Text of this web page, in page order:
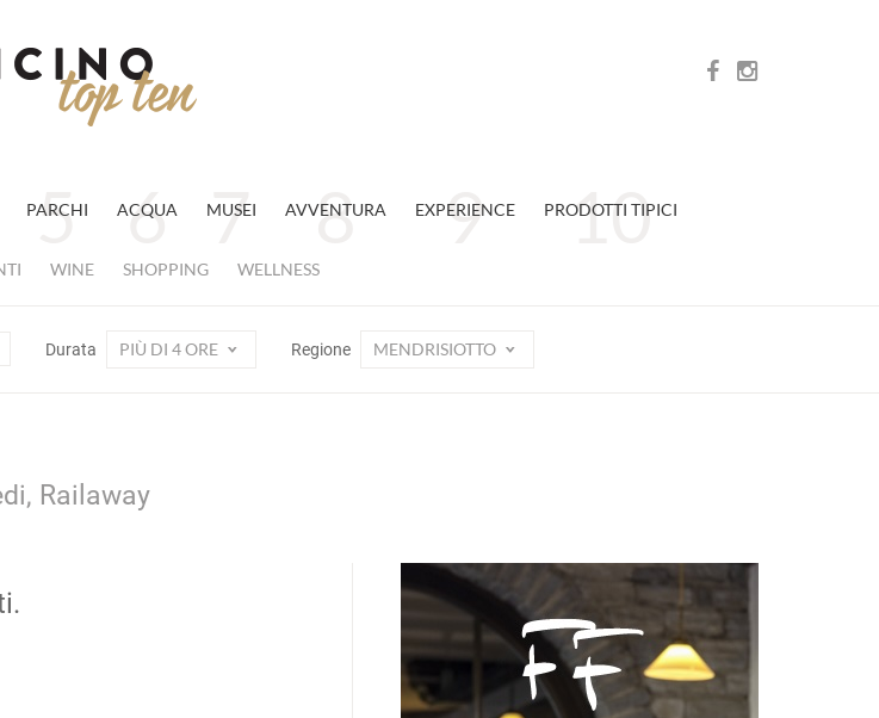
PARCHI ACQUA MUSEI AVVENTURA EXPERIENCE PRODOTTI TIPICI
WINE SHOPPING WELLNESS
Durata PIÙ DI 4 ORE Regione MENDRISIOTTO
Railaway